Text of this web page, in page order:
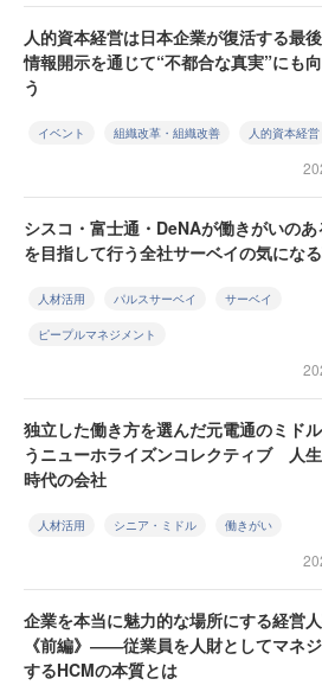
人的資本経営は日本企業が復活する最
情報開示を通じて“不都合な真実”にも
う
イベント 組織改革・組織改善 人的資本経営
シスコ・富士通・DeNAが働きがいの
を目指して行う全社サーベイの気にな
人材活用 パルスサーベイ サーベイ
ピープルマネジメント
独立した働き方を選んだ元電通のミド
うニューホライズンコレクティブ 人
時代の会社
人材活用 シニア・ミドル 働きがい
企業を本当に魅力的な場所にする経営
《前編》――従業員を人財としてマネ
するHCMの本質とは